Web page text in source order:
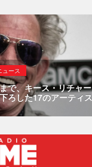
ュース
で、キース・リチャー
ろした17のアーティス